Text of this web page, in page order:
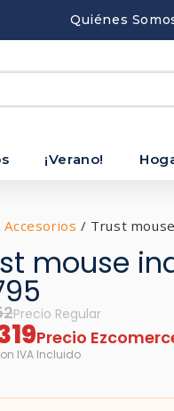
Quiénes
¡Verano!
Accesorios / Trust
mouse